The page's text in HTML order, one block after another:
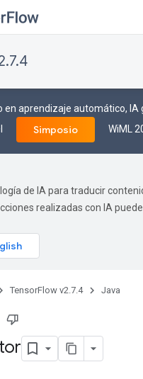
en aprendizaje automático, IA
Simposio WiML
de IA para traducir
realizadas con IA
TensorFlow v2.7.4 Java